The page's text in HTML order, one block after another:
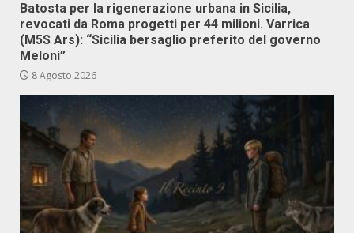
Batosta per la rigenerazione urbana in Sicilia,
revocati da Roma progetti per 44 milioni. Varrica
(M5S Ars): “Sicilia bersaglio preferito del governo
Meloni”
8 Agosto 2026